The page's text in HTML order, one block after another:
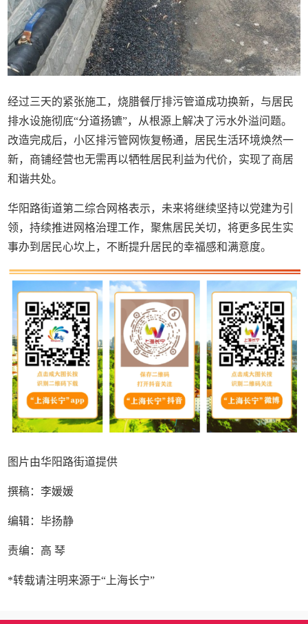
经过三天的紧张施工，烧腊餐厅排污管道成功换新，与居民
排水设施彻底“分道扬镳”，从根源上解决了污水外溢问题。
改造完成后，小区排污管网恢复畅通，居民生活环境焕然一
新，商铺经营也无需再以牺牲居民利益为代价，实现了商居
和谐共处。
华阳路街道第二综合网格表示，未来将继续坚持以党建为引
领，持续推进网格治理工作，聚焦居民关切，将更多民生实
事办到居民心坎上，不断提升居民的幸福感和满意度。
图片由华阳路街道提供
撰稿：李媛媛
编辑：毕扬静
责编：高 琴
*转载请注明来源于“上海长宁”